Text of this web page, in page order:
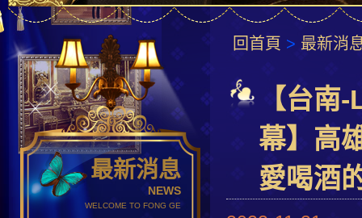
最新消息
NEWS
WELCOME TO FONG GE
回首頁 > 最新消
【台
幕】高
愛喝酒